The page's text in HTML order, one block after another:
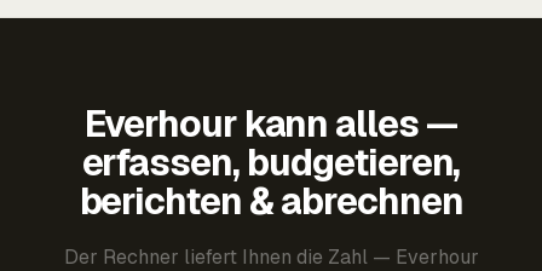
Everhour kann alles —
erfassen, budgetieren,
berichten & abrechnen
Der Rechner liefert Ihnen die Zahl — Everhour